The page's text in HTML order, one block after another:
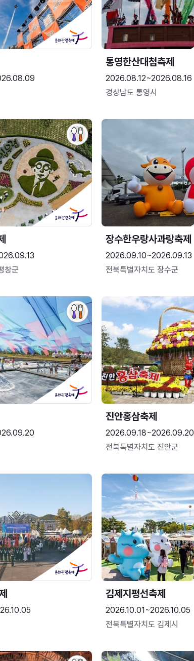
통영한산대첩축제
2026.08.12~2026.08.16
경상남도 통영시
창군
장수한우랑사과랑축제
2026.09.10~2026.09.13
전북특별자치도 장수군
진안홍삼축제
2026.09.18~2026.09.20
전북특별자치도 진안군
김제지평선축제
2026.10.01~2026.10.05
전북특별자치도 김제시